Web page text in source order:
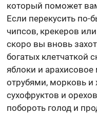
который поможет
Если перекусить по-
чипсов, крекеров
скоро вы вновь
богатых клетчаткой
яблоки и
отрубями, морковь и
сухофруктов и
побороть голод и